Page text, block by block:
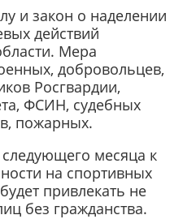
и закон о наделении
действий
Мера
добровольцев,
Росгвардии,
ФСИН, судебных
пожарных.
месяца к
на спортивных
привлекать не
без гражданства.